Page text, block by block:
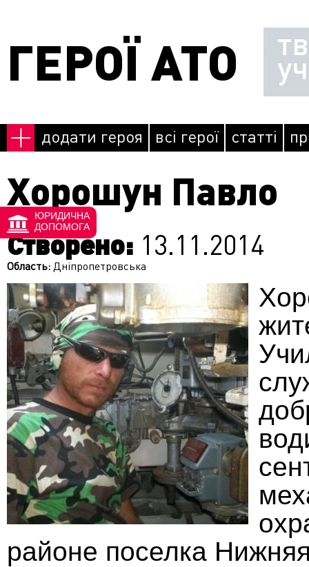
ГЕРОЇ АТО
додати героя всі герої статті
Хорошун Павло
Створено: 13.11.2014
Область: Дніпропетровська
районе поселка
ЮРИДИЧНА
ДОПОМОГА